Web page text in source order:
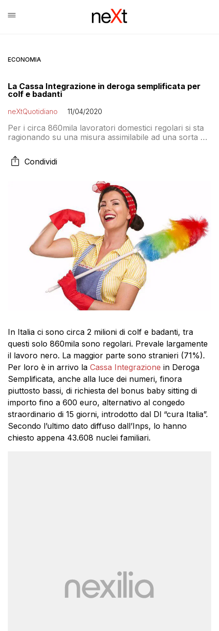
ECONOMIA
La Cassa Integrazione in deroga semplificata per
colf e badanti
neXtQuotidiano 11/04/2020
Per i circa 860mila lavoratori domestici regolari si sta
ragionando su una misura assimilabile ad una sorta di
riconoscere per almeno due mesi, aprile e maggio,
con l’estensione delle tutele anche in caso di malattia o
Condividi
In Italia ci sono circa 2 milioni di colf e badanti, tra
questi solo 860mila sono regolari. Prevale largamente
il lavoro nero. La maggior parte sono stranieri (71%).
Per loro è in arrivo la Cassa Integrazione in Deroga
Semplificata, anche alla luce dei numeri, finora
piuttosto bassi, di richiesta del bonus baby sitting di
importo fino a 600 euro, alternativo al congedo
straordinario di 15 giorni, introdotto dal Dl “cura Italia”.
Secondo l’ultimo dato diffuso dall’Inps, lo hanno
chiesto appena 43.608 nuclei familiari.